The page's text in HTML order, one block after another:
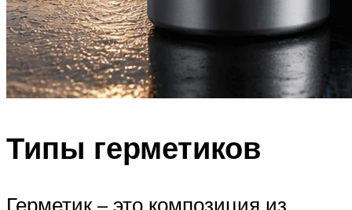
Типы герметиков
Герметик – это композиция из